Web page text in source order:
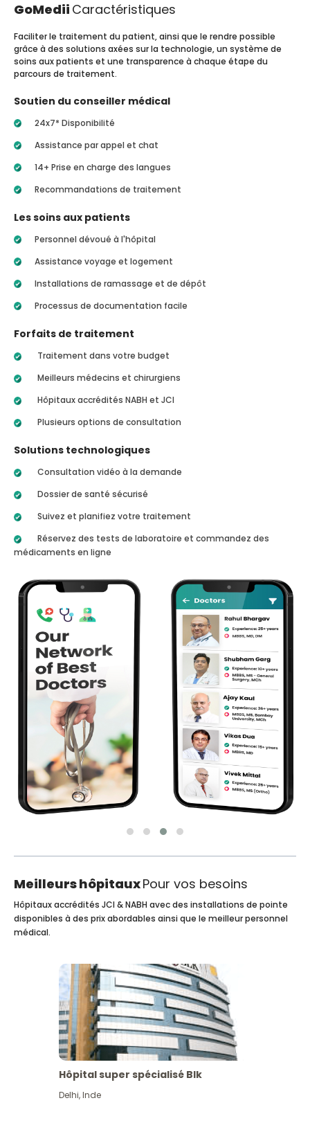
GoMedii Caractéristiques
Faciliter le traitement du patient, ainsi que le rendre possible
grâce à des solutions axées sur la technologie, un système de
soins aux patients et une transparence à chaque étape du
parcours de traitement.
Soutien du conseiller médical
24x7* Disponibilité
Assistance par appel et chat
14+ Prise en charge des langues
Recommandations de traitement
Les soins aux patients
Personnel dévoué à l'hôpital
Assistance voyage et logement
Installations de ramassage et de dépôt
Processus de documentation facile
Forfaits de traitement
Traitement dans votre budget
Meilleurs médecins et chirurgiens
Hôpitaux accrédités NABH et JCI
Plusieurs options de consultation
Solutions technologiques
Consultation vidéo à la demande
Dossier de santé sécurisé
Suivez et planifiez votre traitement
Réservez des tests de laboratoire et commandez des
médicaments en ligne
Meilleurs hôpitauxPour vos besoins
Hôpitaux accrédités JCI & NABH avec des installations de pointe
disponibles à des prix abordables ainsi que le meilleur personnel
médical.
Hôpital super spécialisé Blk
Delhi,Inde